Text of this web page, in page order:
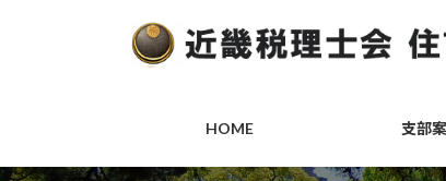
ス
ン
HOME 支部